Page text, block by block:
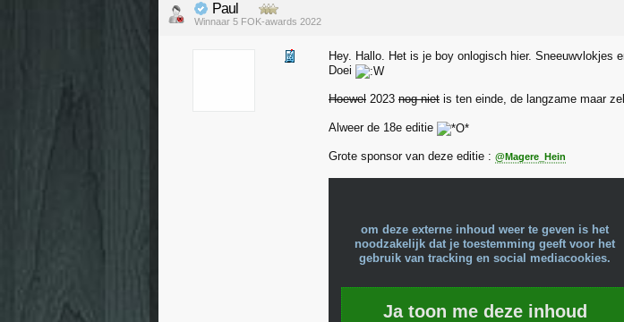
Paul
Winnaar 5 FOK-awards 2022
Hey. Hallo. Het is je boy onlogisch hier. Sneeuwvlokjes
Doei
Hoewel 2023 nog niet is ten einde, de langzame maar
Alweer de 18e editie
Grote sponsor van deze editie : @Magere_Hein
om deze externe inhoud weer te geven is het
noodzakelijk dat je toestemming geeft voor het
gebruik van tracking en social mediacookies.
Ja toon me deze inhoud